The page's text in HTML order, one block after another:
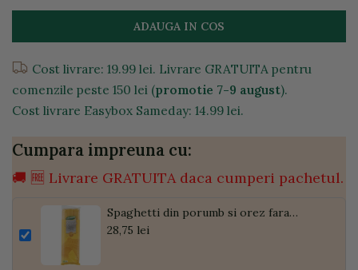
ADAUGA IN COS
Cost livrare: 19.99 lei. Livrare GRATUITA pentru
comenzile peste 150 lei (promotie 7-9 august).
Cost livrare Easybox Sameday: 14.99 lei.
Cumpara impreuna cu:
🚚 🆓 Livrare GRATUITA daca cumperi pachetul.
Spaghetti din porumb si orez fara
gluten, 500g
28,75 lei